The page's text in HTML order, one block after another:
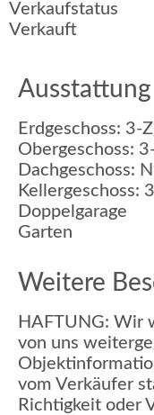
Verkaufstatus
Verkauft
Ausstattung
Erdgeschoss: 3-
Obergeschoss:
Dachgeschoss:
Kellergeschoss:
Doppelgarage
Garten
Weitere
HAFTUNG: Wir
von uns
vom Verkäufer
Richtigkeit oder